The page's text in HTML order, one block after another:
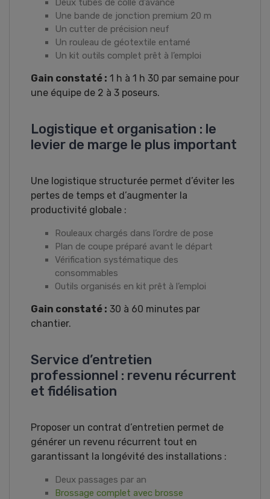
Une bande de jonction premium 20 m
Un cutter de précision neuf
Un rouleau de géotextile entamé
Un kit outils complet prêt à l’emploi
Gain constaté : 1 h à 1 h 30 par semaine pour
une équipe de 2 à 3 poseurs.
Logistique et organisation : le
levier de marge le plus important
Une logistique structurée permet d’éviter les
pertes de temps et d’augmenter la
productivité globale :
Rouleaux chargés dans l’ordre de pose
Plan de coupe préparé avant le départ
Vérification systématique des
consommables
Outils organisés en kit prêt à l’emploi
Gain constaté : 30 à 60 minutes par
chantier.
Service d’entretien
professionnel : revenu récurrent
et fidélisation
Proposer un contrat d’entretien permet de
générer un revenu récurrent tout en
garantissant la longévité des installations :
Deux passages par an
Brossage complet avec brosse